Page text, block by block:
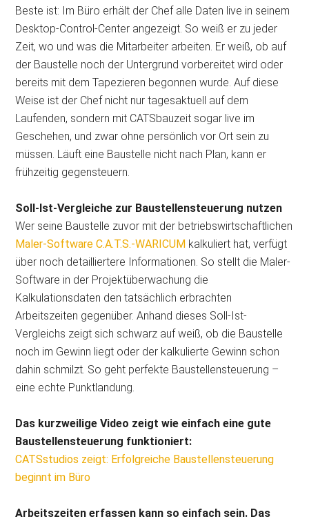
Beste ist: Im Büro erhält der Chef alle Daten live in seinem
Desktop-Control-Center angezeigt. So weiß er zu jeder
Zeit, wo und was die Mitarbeiter arbeiten. Er weiß, ob auf
der Baustelle noch der Untergrund vorbereitet wird oder
bereits mit dem Tapezieren begonnen wurde. Auf diese
Weise ist der Chef nicht nur tagesaktuell auf dem
Laufenden, sondern mit CATSbauzeit sogar live im
Geschehen, und zwar ohne persönlich vor Ort sein zu
müssen. Läuft eine Baustelle nicht nach Plan, kann er
frühzeitig gegensteuern.
Soll-Ist-Vergleiche zur Baustellensteuerung nutzen
Wer seine Baustelle zuvor mit der betriebswirtschaftlichen
Maler-Software C.A.T.S.-WARICUM kalkuliert hat, verfügt
über noch detailliertere Informationen. So stellt die Maler-
Software in der Projektüberwachung die
Kalkulationsdaten den tatsächlich erbrachten
Arbeitszeiten gegenüber. Anhand dieses Soll-Ist-
Vergleichs zeigt sich schwarz auf weiß, ob die Baustelle
noch im Gewinn liegt oder der kalkulierte Gewinn schon
dahin schmilzt. So geht perfekte Baustellensteuerung –
eine echte Punktlandung.
Das kurzweilige Video zeigt wie einfach eine gute
Baustellensteuerung funktioniert:
CATSstudios zeigt: Erfolgreiche Baustellensteuerung
beginnt im Büro
Arbeitszeiten erfassen kann so einfach sein. Das